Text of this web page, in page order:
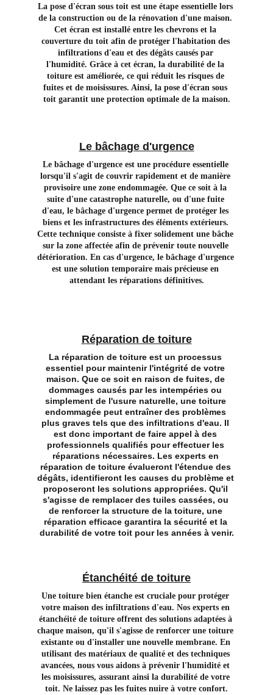
La pose d'écran sous toit est une étape essentielle lors
de la construction ou de la rénovation d'une maison.
Cet écran est installé entre les chevrons et la
couverture du toit afin de protéger l'habitation des
infiltrations d'eau et des dégâts causés par
l'humidité. Grâce à cet écran, la durabilité de la
toiture est améliorée, ce qui réduit les risques de
fuites et de moisissures. Ainsi, la pose d'écran sous
toit garantit une protection optimale de la maison.
Le bâchage d'urgence
Le bâchage d'urgence est une procédure essentielle
lorsqu'il s'agit de couvrir rapidement et de manière
provisoire une zone endommagée. Que ce soit à la
suite d'une catastrophe naturelle, ou d'une fuite
d'eau, le bâchage d'urgence permet de protéger les
biens et les infrastructures des éléments extérieurs.
Cette technique consiste à fixer solidement une bâche
sur la zone affectée afin de prévenir toute nouvelle
détérioration. En cas d'urgence, le bâchage d'urgence
est une solution temporaire mais précieuse en
attendant les réparations définitives.
Réparation de toiture
La réparation de toiture est un processus
essentiel pour maintenir l'intégrité de votre
maison. Que ce soit en raison de fuites, de
dommages causés par les intempéries ou
simplement de l'usure naturelle, une toiture
endommagée peut entraîner des problèmes
plus graves tels que des infiltrations d'eau. Il
est donc important de faire appel à des
professionnels qualifiés pour effectuer les
réparations nécessaires. Les experts en
réparation de toiture évalueront l'étendue des
dégâts, identifieront les causes du problème et
proposeront les solutions appropriées. Qu'il
s'agisse de remplacer des tuiles cassées, ou
de renforcer la structure de la toiture, une
réparation efficace garantira la sécurité et la
durabilité de votre toit pour les années à venir.
Étanchéité de toiture
Une toiture bien étanche est cruciale pour protéger
votre maison des infiltrations d'eau. Nos experts en
étanchéité de toiture offrent des solutions adaptées à
chaque maison, qu'il s'agisse de renforcer une toiture
existante ou d'installer une nouvelle membrane. En
utilisant des matériaux de qualité et des techniques
avancées, nous vous aidons à prévenir l'humidité et
les moisissures, assurant ainsi la durabilité de votre
toit. Ne laissez pas les fuites nuire à votre confort.